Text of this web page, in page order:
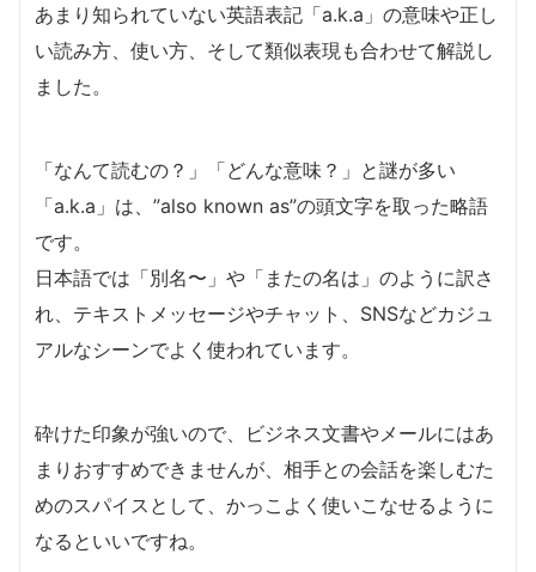
あまり知られていない英語表記「a.k.a」の意味や正し
い読み方、使い方、そして類似表現も合わせて解説し
ました。
「なんて読むの？」「どんな意味？」と謎が多い
「a.k.a」は、”also known as”の頭文字を取った略語
です。
日本語では「別名〜」や「またの名は」のように訳さ
れ、テキストメッセージやチャット、SNSなどカジュ
アルなシーンでよく使われています。
砕けた印象が強いので、ビジネス文書やメールにはあ
まりおすすめできませんが、相手との会話を楽しむた
めのスパイスとして、かっこよく使いこなせるように
なるといいですね。